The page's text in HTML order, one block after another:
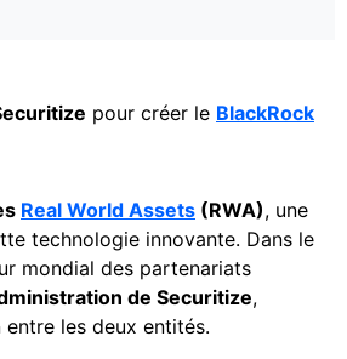
pour créer le BlackRock
Real World Assets (RWA), une
technologie innovante. Dans le
mondial des partenariats
de Securitize,
les deux entités.